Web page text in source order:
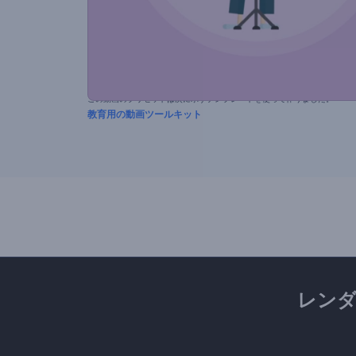
この動画のプリセットは次に示すテンプレートを使って作りました。
教育用の動画ツールキット
レン